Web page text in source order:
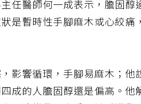
任醫師何一成表示，膽固醇
是暫時性手腳麻木或心絞痛
影響循環，手腳易麻木；他
成的人膽固醇還是偏高。他